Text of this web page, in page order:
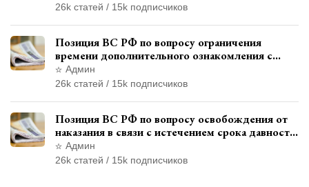
26k статей / 15k подписчиков
Позиция ВС РФ по вопросу ограничения
времени дополнительного ознакомления с
материалами уголовного дела
Админ
26k статей / 15k подписчиков
Позиция ВС РФ по вопросу освобождения от
наказания в связи с истечением срока давности
уголовного преследования
Админ
26k статей / 15k подписчиков